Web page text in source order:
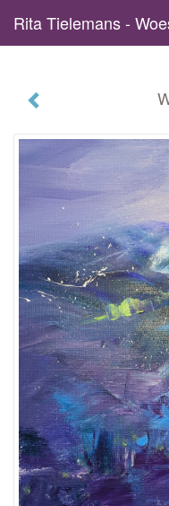
Rita Tielemans -